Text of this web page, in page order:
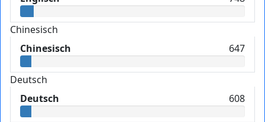
Chinesisch
Chinesisch
647
Deutsch
Deutsch
608